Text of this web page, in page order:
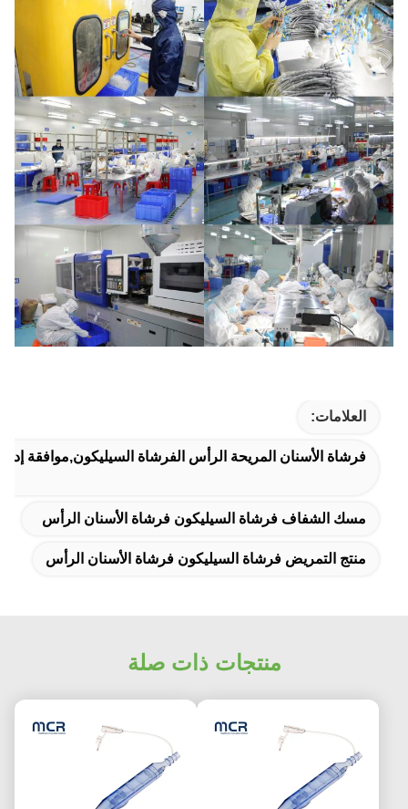
العلامات:
فرشاة الأسنان المريحة الرأس الفرشاة السيليكون,موافقة
مسك الشفاف فرشاة السيليكون فرشاة الأسنان الرأس
منتج التمريض فرشاة السيليكون فرشاة الأسنان الرأس
منتجات ذات صلة